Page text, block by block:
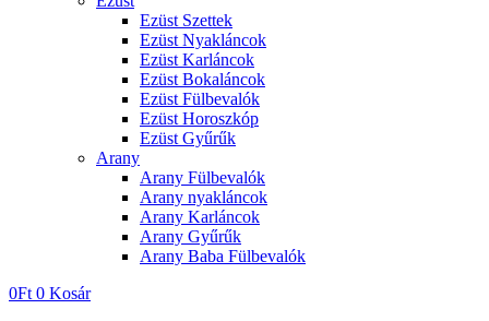
Ezüst Szettek
Ezüst Nyakláncok
Ezüst Karláncok
Ezüst Bokaláncok
Ezüst Fülbevalók
Ezüst Horoszkóp
Ezüst Gyűrűk
Arany
Arany Fülbevalók
Arany nyakláncok
Arany Karláncok
Arany Gyűrűk
Arany Baba Fülbevalók
0Ft 0 Kosár